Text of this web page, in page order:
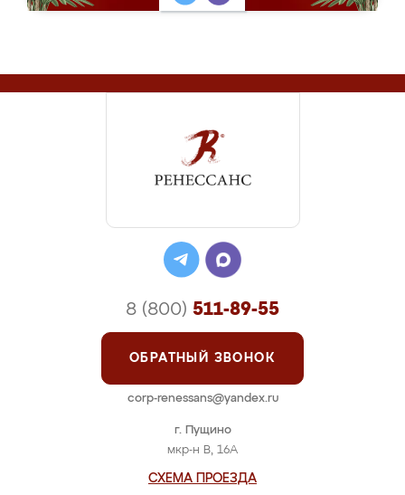
г. Пущино
мкр-н В, 16А
СХЕМА ПРОЕЗДА
8 (800) 511-89-55
ОБРАТНЫЙ ЗВОНОК
corp-renessans@yandex.ru